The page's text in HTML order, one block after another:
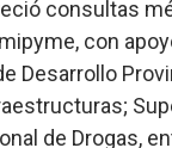
consultas
con
Desarrollo
de Drogas,